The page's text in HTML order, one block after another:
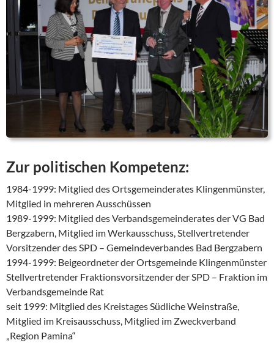
Zur politischen Kompetenz:
1984-1999: Mitglied des Ortsgemeinderates Klingenmünster,
Mitglied in mehreren Ausschüssen
1989-1999: Mitglied des Verbandsgemeinderates der VG Bad
Bergzabern, Mitglied im Werkausschuss, Stellvertretender
Vorsitzender des SPD – Gemeindeverbandes Bad Bergzabern
1994-1999: Beigeordneter der Ortsgemeinde Klingenmünster
Stellvertretender Fraktionsvorsitzender der SPD – Fraktion im
Verbandsgemeinde Rat
seit 1999: Mitglied des Kreistages Südliche Weinstraße,
Mitglied im Kreisausschuss, Mitglied im Zweckverband
„Region Pamina“